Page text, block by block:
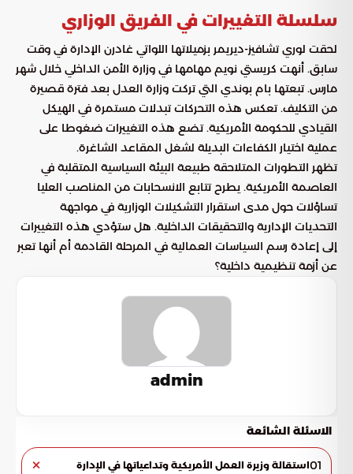
سلسلة التغييرات في الفريق الوزاري
لحقت لوري تشافيز-ديريمر بزميلاتها اللواتي غادرن الإدارة في وقت
سابق. أنهت كريستي نويم مهامها في وزارة الأمن الداخلي خلال شهر
مارس. تبعتها بام بوندي التي تركت وزارة العدل بعد فترة قصيرة
من التكليف. تعكس هذه التحركات تبدلات مستمرة في الهيكل
القيادي للحكومة الأمريكية. تضع هذه التغييرات ضغوطا على
عملية اختيار الكفاءات البديلة لشغل المقاعد الشاغرة.
تظهر التطورات المتلاحقة طبيعة البيئة السياسية المتقلبة في
العاصمة الأمريكية. يطرح تتابع الانسحابات من المناصب العليا
تساؤلات حول مدى استقرار التشكيلات الوزارية في مواجهة
التحديات الإدارية والتحقيقات الداخلية. هل ستؤدي هذه التغييرات
إلى إعادة رسم السياسات العمالية في المرحلة القادمة أم أنها تعبر
عن أزمة تنظيمية داخلية؟
admin
الاسئلة الشائعة
01استقالة وزيرة العمل الأمريكية وتداعياتها في الإدارة